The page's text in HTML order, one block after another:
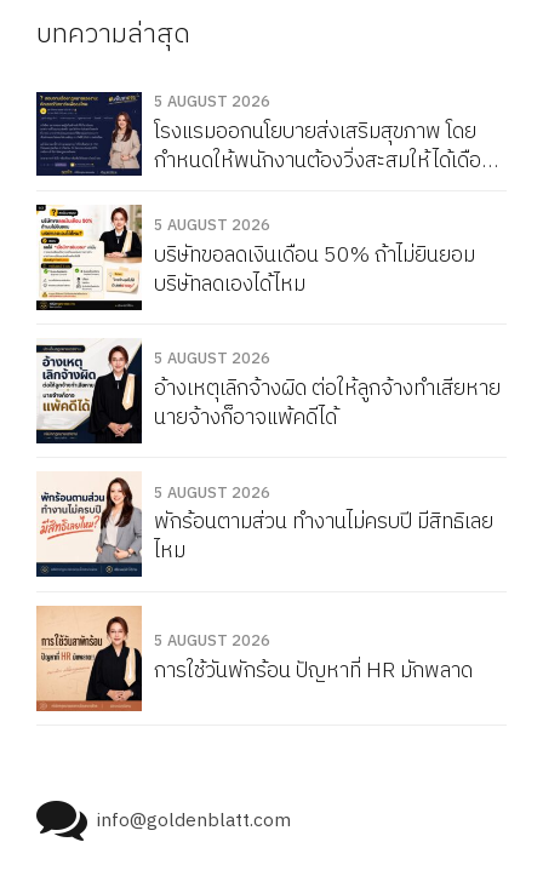
บทความล่าสุด
5 AUGUST 2026
โรงแรมออกนโยบายส่งเสริมสุขภาพ โดย
กำหนดให้พนักงานต้องวิ่งสะสมให้ได้เดือน
Service Charge แบบนี้ผิดกฎหมายไหม
5 AUGUST 2026
บริษัทขอลดเงินเดือน 50% ถ้าไม่ยินยอม
บริษัทลดเองได้ไหม
5 AUGUST 2026
อ้างเหตุเลิกจ้างผิด ต่อให้ลูกจ้างทำเสียหาย
นายจ้างก็อาจแพ้คดีได้
5 AUGUST 2026
พักร้อนตามส่วน ทำงานไม่ครบปี มีสิทธิเลย
ไหม
5 AUGUST 2026
การใช้วันพักร้อน ปัญหาที่ HR มักพลาด
info@goldenblatt.com